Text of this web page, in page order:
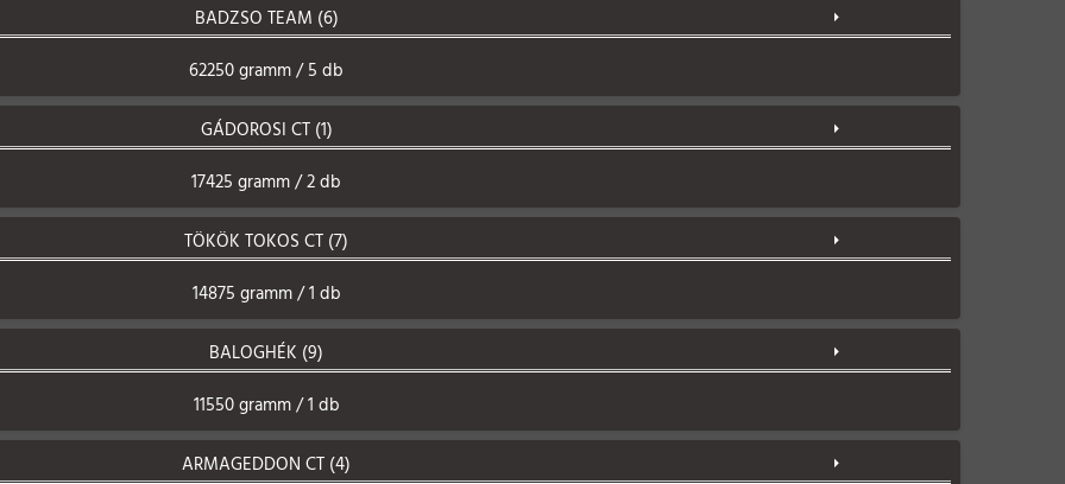
BADZSO TEAM (6)
62250 gramm / 5 db
GÁDOROSI CT (1)
17425 gramm / 2 db
TÖKÖK TOKOS CT (7)
14875 gramm / 1 db
BALOGHÉK (9)
11550 gramm / 1 db
ARMAGEDDON CT (4)